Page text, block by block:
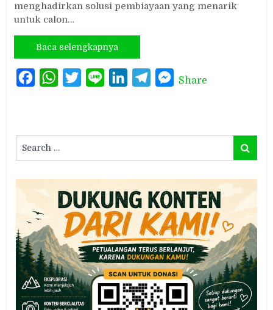
menghadirkan solusi pembiayaan yang menarik
untuk calon…
Baca selengkapnya
FacebookWhatsAppTwitterLine LinkedInTelegramMessenger
Share
for:
Search